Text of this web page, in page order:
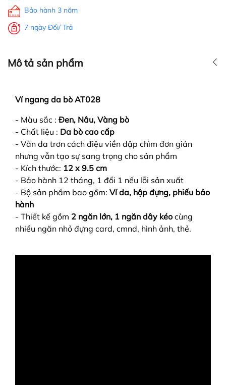
Bảo hành 3 năm
7 ngày Đổi/ Trả
Mô tả sản phẩm
Ví ngang da bò AT028
- Màu sắc : Đen, Nâu, Vàng bò
- Chất liệu : Da bò cao cấp
- Vân da trơn cách điệu viền dập chìm đơn giản
nhưng vẫn tạo sự sang trọng cho sản phẩm
- Kích thước: 12 x 9.5 cm
- Bảo hành 12 tháng, 1 đổi 1 nếu lỗi sản xuất
- Bộ sản phẩm bao gồm: Ví da, hộp đựng, phiếu bảo
hành
- Thiết kế gồm 2 ngăn lớn, 1 ngăn dây kéo cùng
nhiều ngăn nhỏ đựng card, cmnd, hình ảnh, thẻ.